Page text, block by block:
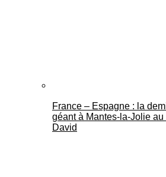
France – Espagne : la
géant à Mantes-la-Jolie au
David